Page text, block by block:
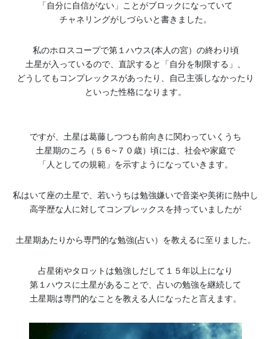
「自分に自信がない」ことがブロックになっていて
チャネリングがしづらいと書きました。
私のホロスコープで第１ハウス(本人の宮）の終わり頃
土星が入っているので、直訳すると「自分を制限する」、
どうしてもコンプレックスがあったり、自己主張しなかったり
といった性格になります。
ですが、土星は葛藤しつつも前向きに関わっていくうち
土星期のころ（５６~７０歳）頃には、社会や家庭で
「人としての規範」を示すようになっていきます。
私はいて座の土星で、若いうちは勉強嫌いで音楽や美術に熱中し
高学歴な人に対してコンプレックスを持っていましたが
土星期あたりから専門的な勉強(占い）を教えるに至りました。
占星術やタロットは勉強しだして１５年以上になり
第１ハウスに土星があることで、占いの勉強を継続して
土星期は専門的なことを教える人になったと言えます。